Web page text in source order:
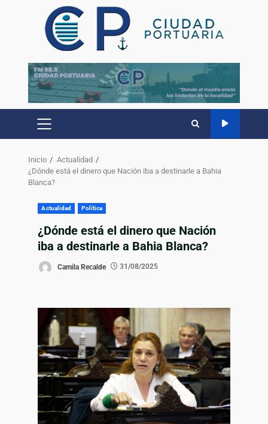
Inicio
Actualidad
¿Dónde está el dinero que Nación iba a destinarle a Bahia
Blanca?
Actualidad Política
¿Dónde está el dinero que Nación
iba a destinarle a Bahia Blanca?
Camila Recalde 31/08/2025